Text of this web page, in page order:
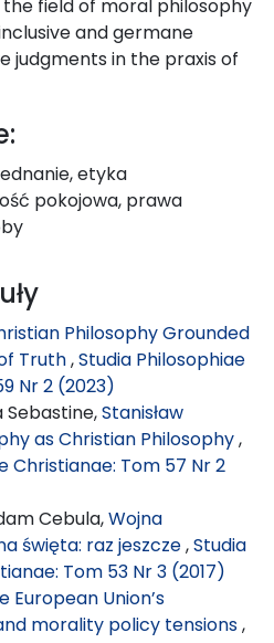
field of moral philosophy
and germane
judgments in the praxis of
etyka
pokojowa, prawa
Philosophy Grounded
Truth,Studia Philosophiae
Nr 2 (2023)
Sebastine,Stanisław
as Christian Philosophy,
Christianae: Tom 57 Nr 2
Cebula,Wojna
święta: raz jeszcze,Studia
Tom 53 Nr 3 (2017)
European Union’s
morality policy tensions,